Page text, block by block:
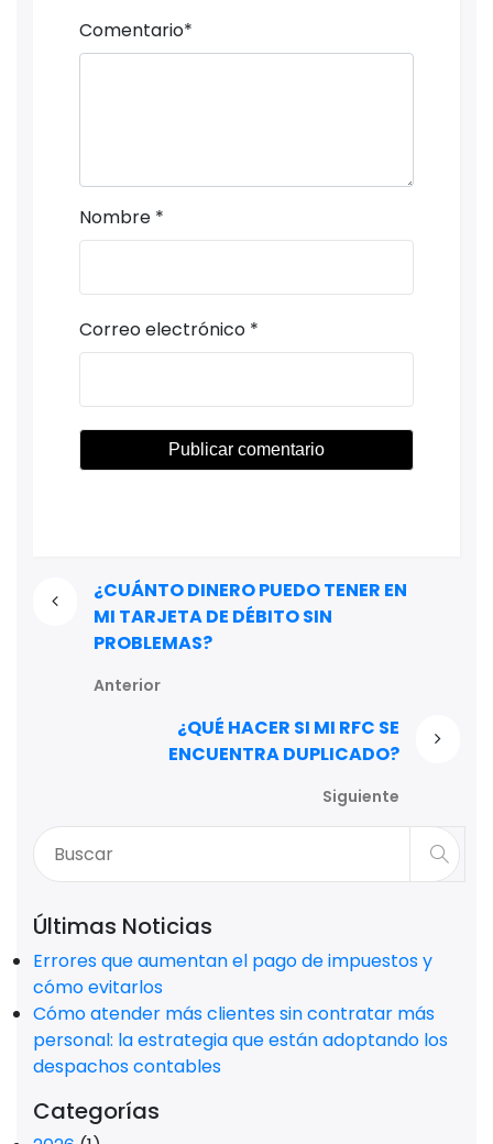
Comentario*
Nombre *
Correo electrónico *
¿CUÁNTO DINERO PUEDO TENER EN
MI TARJETA DE DÉBITO SIN
PROBLEMAS?
Anterior
¿QUÉ HACER SI MI RFC SE
ENCUENTRA DUPLICADO?
Siguiente
Últimas Noticias
Errores que aumentan el pago de impuestos y
cómo evitarlos
Cómo atender más clientes sin contratar más
personal: la estrategia que están adoptando los
despachos contables
Categorías